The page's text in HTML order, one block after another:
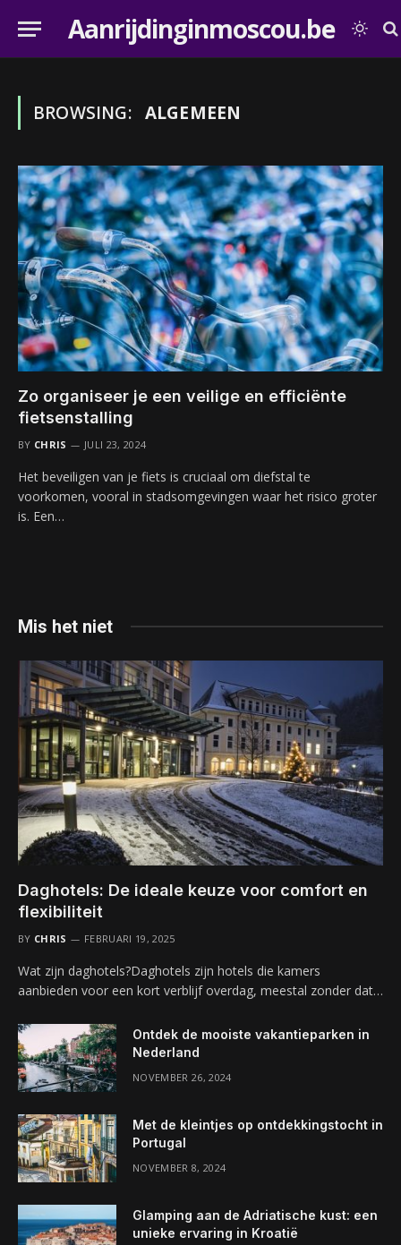
Aanrijdinginmoscou.be
BROWSING: ALGEMEEN
Zo organiseer je een veilige en efficiënte
fietsenstalling
BY CHRIS JULI 23, 2024
Het beveiligen van je fiets is cruciaal om diefstal te
voorkomen, vooral in stadsomgevingen waar het risico groter
is. Een…
Mis het niet
Daghotels: De ideale keuze voor comfort en
flexibiliteit
BY CHRIS FEBRUARI 19, 2025
Wat zijn daghotels?Daghotels zijn hotels die kamers
aanbieden voor een kort verblijf overdag, meestal zonder dat…
Ontdek de mooiste vakantieparken in
Nederland
NOVEMBER 26, 2024
Met de kleintjes op ontdekkingstocht in
Portugal
NOVEMBER 8, 2024
Glamping aan de Adriatische kust: een
unieke ervaring in Kroatië